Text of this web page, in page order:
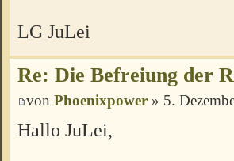
LG JuLei
Re: Die Befreiung der
von Phoenixpower » 5.
Hallo JuLei,